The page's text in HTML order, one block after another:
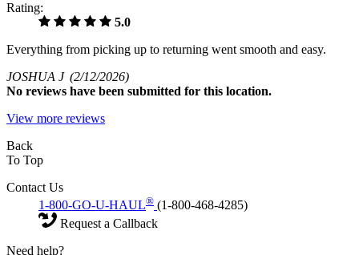
Rating:
5.0
Everything from picking up to returning went smooth and easy.
JOSHUA J (2/12/2026)
No reviews have been submitted for this location.
View more reviews
Back
To Top
Contact Us
1-800-GO-U-HAUL® (1-800-468-4285)
Request a Callback
Need help?